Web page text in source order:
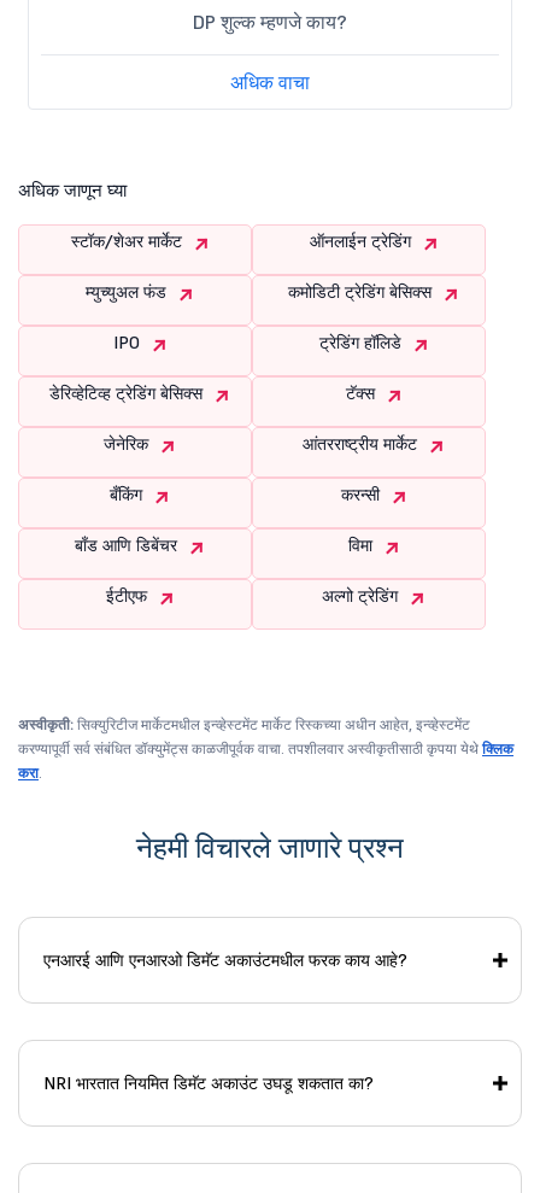
DP शुल्क म्हणजे काय?
अधिक वाचा
अधिक जाणून घ्या
स्टॉक/शेअर मार्केट ऑनलाईन ट्रेडिंग
म्युच्युअल फंड कमोडिटी ट्रेडिंग बेसिक्स
IPO ट्रेडिंग हॉलिडे
डेरिव्हेटिव्ह ट्रेडिंग बेसिक्स टॅक्स
जेनेरिक आंतरराष्ट्रीय मार्केट
बँकिंग करन्सी
बाँड आणि डिबेंचर विमा
ईटीएफ अल्गो ट्रेडिंग
अस्वीकृती: सिक्युरिटीज मार्केटमधील इन्व्हेस्टमेंट मार्केट रिस्कच्या अधीन आहेत, इन्व्हेस्टमेंट
करण्यापूर्वी सर्व संबंधित डॉक्युमेंट्स काळजीपूर्वक वाचा. तपशीलवार अस्वीकृतीसाठी कृपया येथेक्लिक
करा.
नेहमी विचारले जाणारे प्रश्न
एनआरई आणि एनआरओ डिमॅट अकाउंटमधील फरक काय आहे?
NRI भारतात नियमित डिमॅट अकाउंट उघडू शकतात का?